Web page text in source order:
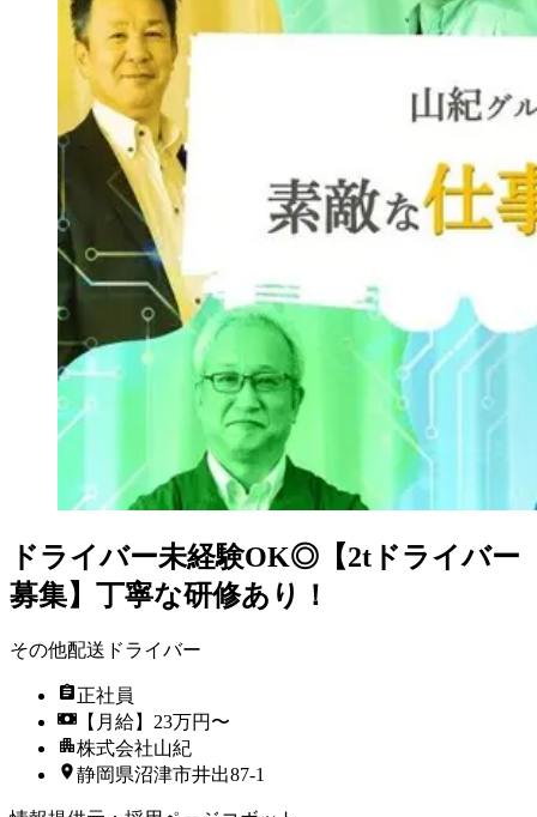
ドライバー未経験OK◎【2tドライバー
募集】丁寧な研修あり！
その他配送ドライバー
正社員
【月給】23万円〜
株式会社山紀
静岡県沼津市井出87‐1